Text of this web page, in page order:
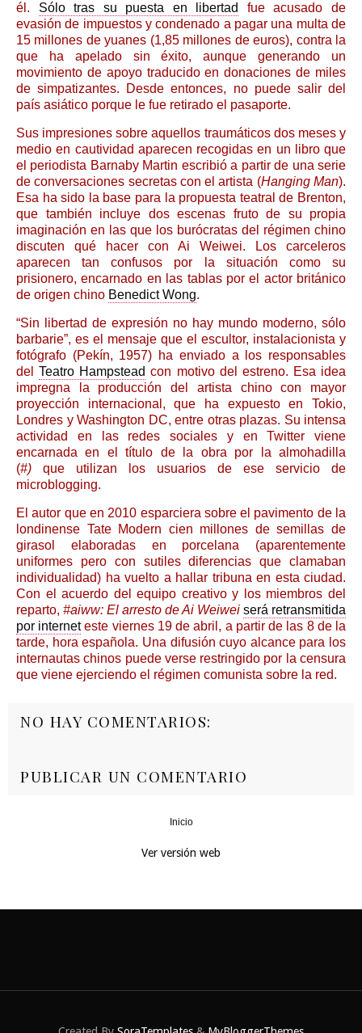
él. Sólo tras su puesta en libertad
fue acusado de
evasión de impuestos y condenado a pagar una multa de
15 millones de yuanes (1,85 millones de euros), contra la
que ha apelado sin éxito, aunque generando un
movimiento de apoyo traducido en donaciones de miles
de simpatizantes. Desde entonces, no puede salir del
país asiático porque le fue retirado el pasaporte.
Sus impresiones sobre aquellos traumáticos dos meses y
medio en cautividad aparecen recogidas en un libro que
el periodista Barnaby Martin escribió a partir de una serie
de conversaciones secretas con el artista (Hanging Man).
Esa ha sido la base para la propuesta teatral de Brenton,
que también incluye dos escenas fruto de su propia
imaginación en las que los burócratas del régimen chino
discuten qué hacer con Ai Weiwei. Los carceleros
aparecen tan confusos por la situación como su
prisionero, encarnado en las tablas por el actor británico
de origen chino Benedict Wong.
“Sin libertad de expresión no hay mundo moderno, sólo
barbarie”, es el mensaje que el escultor, instalacionista y
fotógrafo (Pekín, 1957) ha enviado a los responsables
delTeatro Hampstead con motivo del estreno. Esa idea
impregna la producción del artista chino con mayor
proyección internacional, que ha expuesto en Tokio,
Londres y Washington DC, entre otras plazas. Su intensa
actividad en las redes sociales y en Twitter viene
encarnada en el título de la obra por la almohadilla
(#) que utilizan los usuarios de ese servicio de
microblogging.
El autor que en 2010 esparciera sobre el pavimento de la
londinense Tate Modern cien millones de semillas de
girasol elaboradas en porcelana (aparentemente
uniformes pero con sutiles diferencias que clamaban
individualidad) ha vuelto a hallar tribuna en esta ciudad.
Con el acuerdo del equipo creativo y los miembros del
reparto, #aiww: El arresto de Ai Weiwei será retransmitida
por interneteste viernes 19 de abril, a partir de las 8 de la
tarde, hora española. Una difusión cuyo alcance para los
internautas chinos puede verse restringido por la censura
que viene ejerciendo el régimen comunista sobre la red.
NO HAY COMENTARIOS:
PUBLICAR UN COMENTARIO
Inicio
Ver versión web